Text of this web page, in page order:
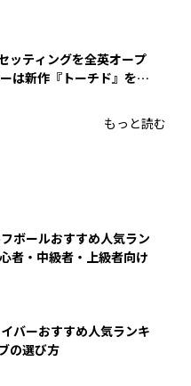
ッティングを全英オープ
は新作『トーチド』を投
もっと読む
ボールおすすめ人気ラン
者・中級者・上級者向け
バーおすすめ人気ランキ
の選び方